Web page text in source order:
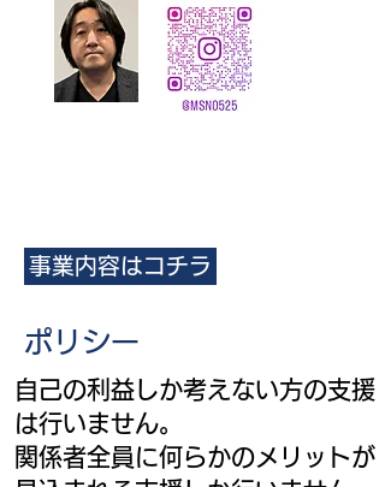
事業内容はコチラ
​​ポリシー
​自己の利益しか考えない方の支援
は行いません。
関係者全員に何らかのメリットが